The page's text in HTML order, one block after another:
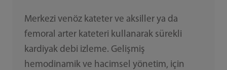
Merkezi venöz kateter ve aksiller ya da
femoral arter kateteri kullanarak sürekli
kardiyak debi izleme. Gelişmiş
hemodinamik ve hacimsel yönetim, için